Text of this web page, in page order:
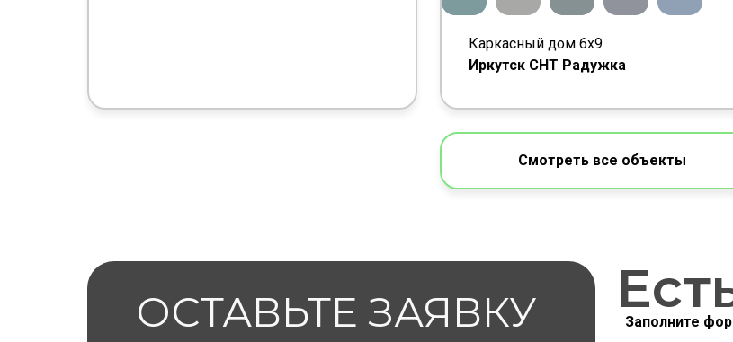
Каркасный дом 6х9
Иркутск СНТ Радужка
Смотреть все объекты
Заполните
ОСТАВЬТЕ ЗАЯВКУ